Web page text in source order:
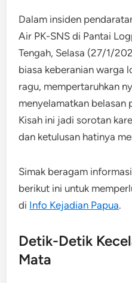
Dalam insiden
Air PK-SNS di Pantai
Tengah, Selasa (27/1/
biasa keberanian warga
ragu, mempertaruhkan
menyelamatkan belasan
Kisah ini jadi sorotan
dan ketulusan hatinya
Simak beragam
berikut ini untuk
di Info Kejadian Papua.
Detik-Detik
Mata